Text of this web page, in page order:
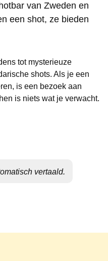
van Zweden en
een shot, ze bieden
tot mysterieuze
shots. Als je een
is een bezoek aan
is niets wat je verwacht.
vertaald.